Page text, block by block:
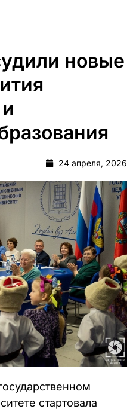
новые
24 апреля, 2026
стартовала